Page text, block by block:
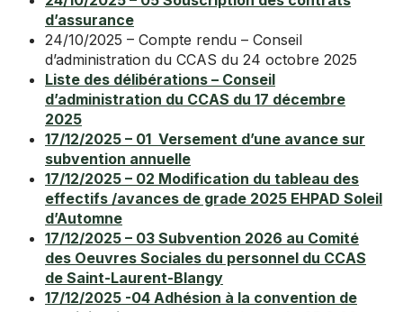
d’assurance
24/10/2025 – Compte rendu – Conseil
d’administration du CCAS du 24 octobre 2025
Liste des délibérations – Conseil
d’administration du CCAS du 17 décembre
2025
17/12/2025 – 01 Versement d’une avance sur
subvention annuelle
17/12/2025 – 02 Modification du tableau des
effectifs /avances de grade 2025 EHPAD Soleil
d’Automne
17/12/2025 – 03 Subvention 2026 au Comité
des Oeuvres Sociales du personnel du CCAS
de Saint-Laurent-Blangy
17/12/2025 -04 Adhésion à la convention de